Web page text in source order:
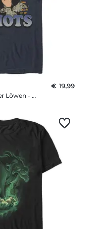
Disney - Der König der Löwen - Scar Idiots - Männer T-Shirt
€ 19,99